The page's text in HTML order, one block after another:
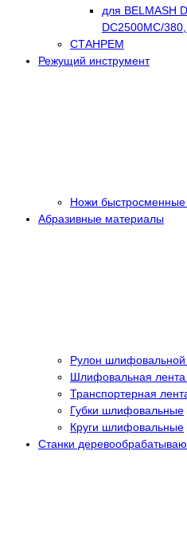
для BELMASH
DC2500МС/
СТАНРЕМ
Режущий инструмент
Ножи быстросменные
Абразивные материалы
Рулон
Шлифовальная лента
Транспортерная
Губки шлифовальные
Круги шлифовальные
Станки